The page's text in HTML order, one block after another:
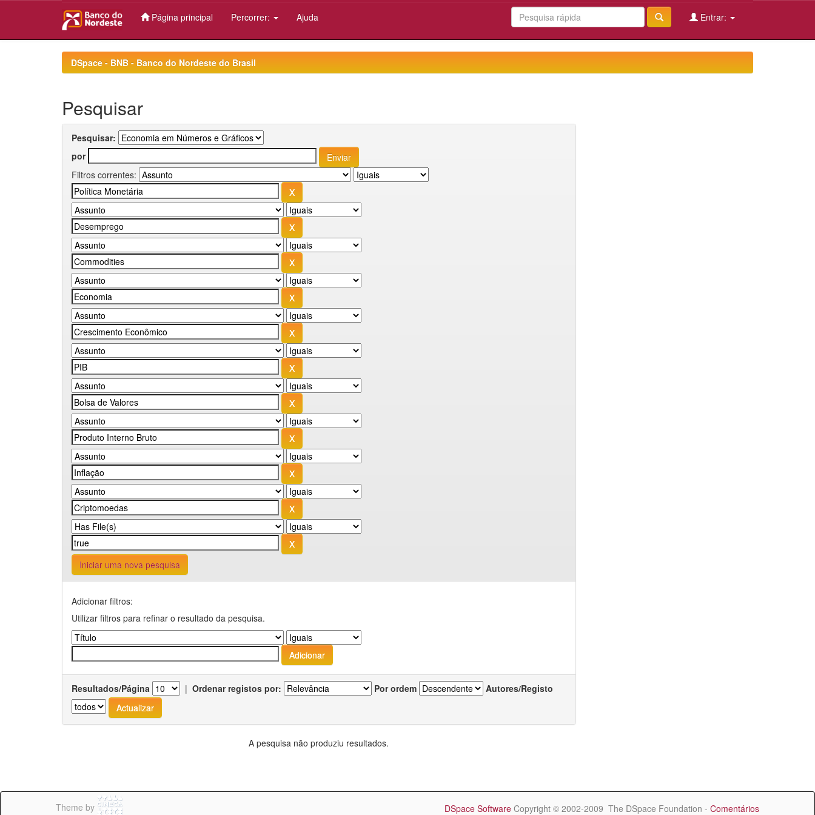
Página principal Percorrer: Ajuda Entrar:
DSpace - BNB - Banco do Nordeste do Brasil
Pesquisar
Pesquisar:
por
Filtros correntes:
Iniciar uma nova pesquisa
Adicionar filtros:
Utilizar filtros para refinar o resultado da pesquisa.
Resultados/Página | Ordenar registos por: Por ordem Autores/Registo
A pesquisa não produziu resultados.
Theme by DSpace Software Copyright © 2002-2009 The DSpace Foundation - Comentários